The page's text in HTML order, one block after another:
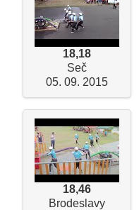
18,18
Seč
05. 09. 2015
18,46
Brodeslavy